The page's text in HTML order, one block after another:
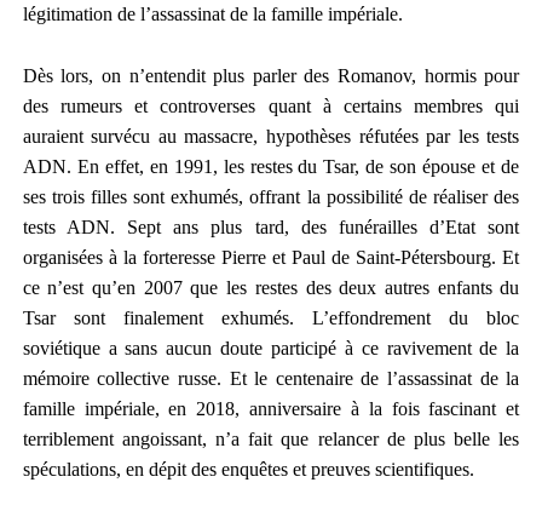
légitimation de l’assassinat de la famille impériale.
Dès lors, on n’entendit plus parler des Romanov, hormis pour
des rumeurs et controverses quant à certains membres qui
auraient survécu au massacre, hypothèses réfutées par les tests
ADN. En effet, en 1991, les restes du Tsar, de son épouse et de
ses trois filles sont exhumés, offrant la possibilité de réaliser des
tests ADN. Sept ans plus tard, des funérailles d’Etat sont
organisées à la forteresse Pierre et Paul de Saint-Pétersbourg. Et
ce n’est qu’en 2007 que les restes des deux autres enfants du
Tsar sont finalement exhumés. L’effondrement du bloc
soviétique a sans aucun doute participé à ce ravivement de la
mémoire collective russe. Et le centenaire de l’assassinat de la
famille impériale, en 2018, anniversaire à la fois fascinant et
terriblement angoissant, n’a fait que relancer de plus belle les
spéculations, en dépit des enquêtes et preuves scientifiques.